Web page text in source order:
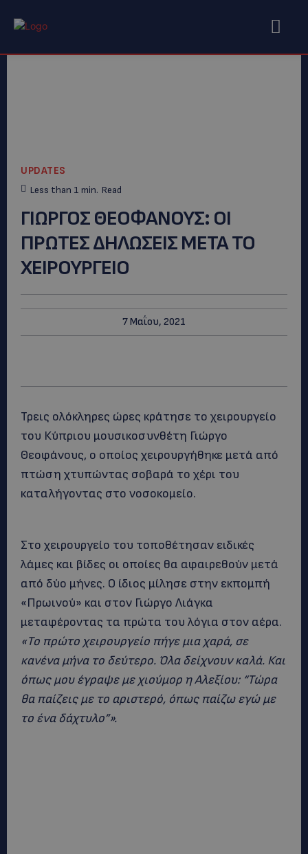
UPDATES
Less than 1 min. Read
ΓΙΩΡΓΟΣ ΘΕΟΦΑΝΟΥΣ: OI
ΠΡΩΤΕΣ ΔΗΛΩΣΕΙΣ ΜΕΤΑ ΤΟ
ΧΕΙΡΟΥΡΓΕΙΟ
7 Μαΐου, 2021
Τρεις ολόκληρες ώρες κράτησε το χειρουργείο
του Κύπριου μουσικοσυνθέτη Γιώργο
Θεοφάνους, ο οποίος χειρουργήθηκε μετά από
πτώση χτυπώντας σοβαρά το χέρι του
καταλήγοντας στο νοσοκομείο.
Στο χειρουργείο του τοποθέτησαν ειδικές
λάμες και βίδες οι οποίες θα αφαιρεθούν μετά
από δύο μήνες. Ο ίδιος μίλησε στην εκπομπή
«Πρωινού» και στον Γιώργο Λιάγκα
μεταφέροντας τα πρώτα του λόγια στον αέρα.
«Το πρώτο χειρουργείο πήγε μια χαρά, σε
κανένα μήνα το δεύτερο. Όλα δείχνουν καλά. Και
όπως μου έγραψε με χιούμορ η Αλεξίου: “Τώρα
θα παίζεις με το αριστερό, όπως παίζω εγώ με
το ένα δάχτυλο”».